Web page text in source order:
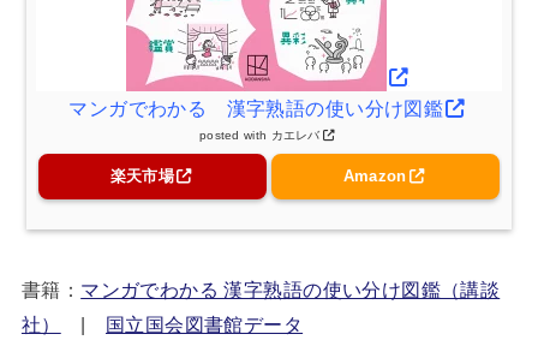
マンガでわかる 漢字熟語の使い分け図鑑
posted with カエレバ
楽天市場 Amazon
書籍： マンガでわかる 漢字熟語の使い分け図鑑（講談
社）
| 国立国会図書館データ